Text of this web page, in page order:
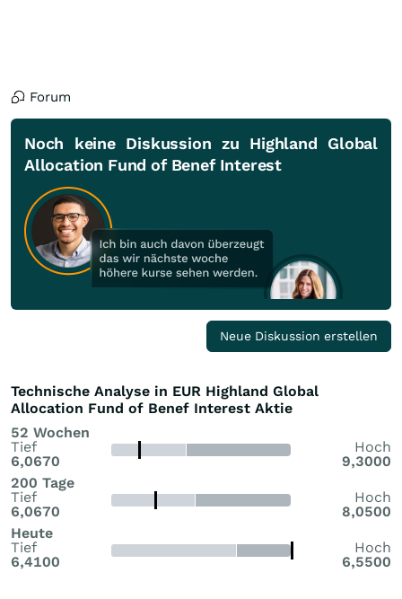
Forum
Noch keine Diskussion zu Highland Global
Allocation Fund of Benef Interest
Neue Diskussion erstellen
Technische Analyse in EUR Highland Global
Allocation Fund of Benef Interest Aktie
52 Wochen
Tief
6,0670
Hoch
9,3000
200 Tage
Tief
6,0670
Hoch
8,0500
Heute
Tief
6,4100
Hoch
6,5500